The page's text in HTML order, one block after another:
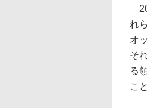
れ
オ
そ
る
こ